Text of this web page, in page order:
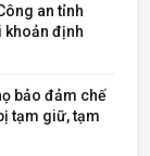
an tỉnh
khoản định
bảo đảm chế
tạm giữ, tạm